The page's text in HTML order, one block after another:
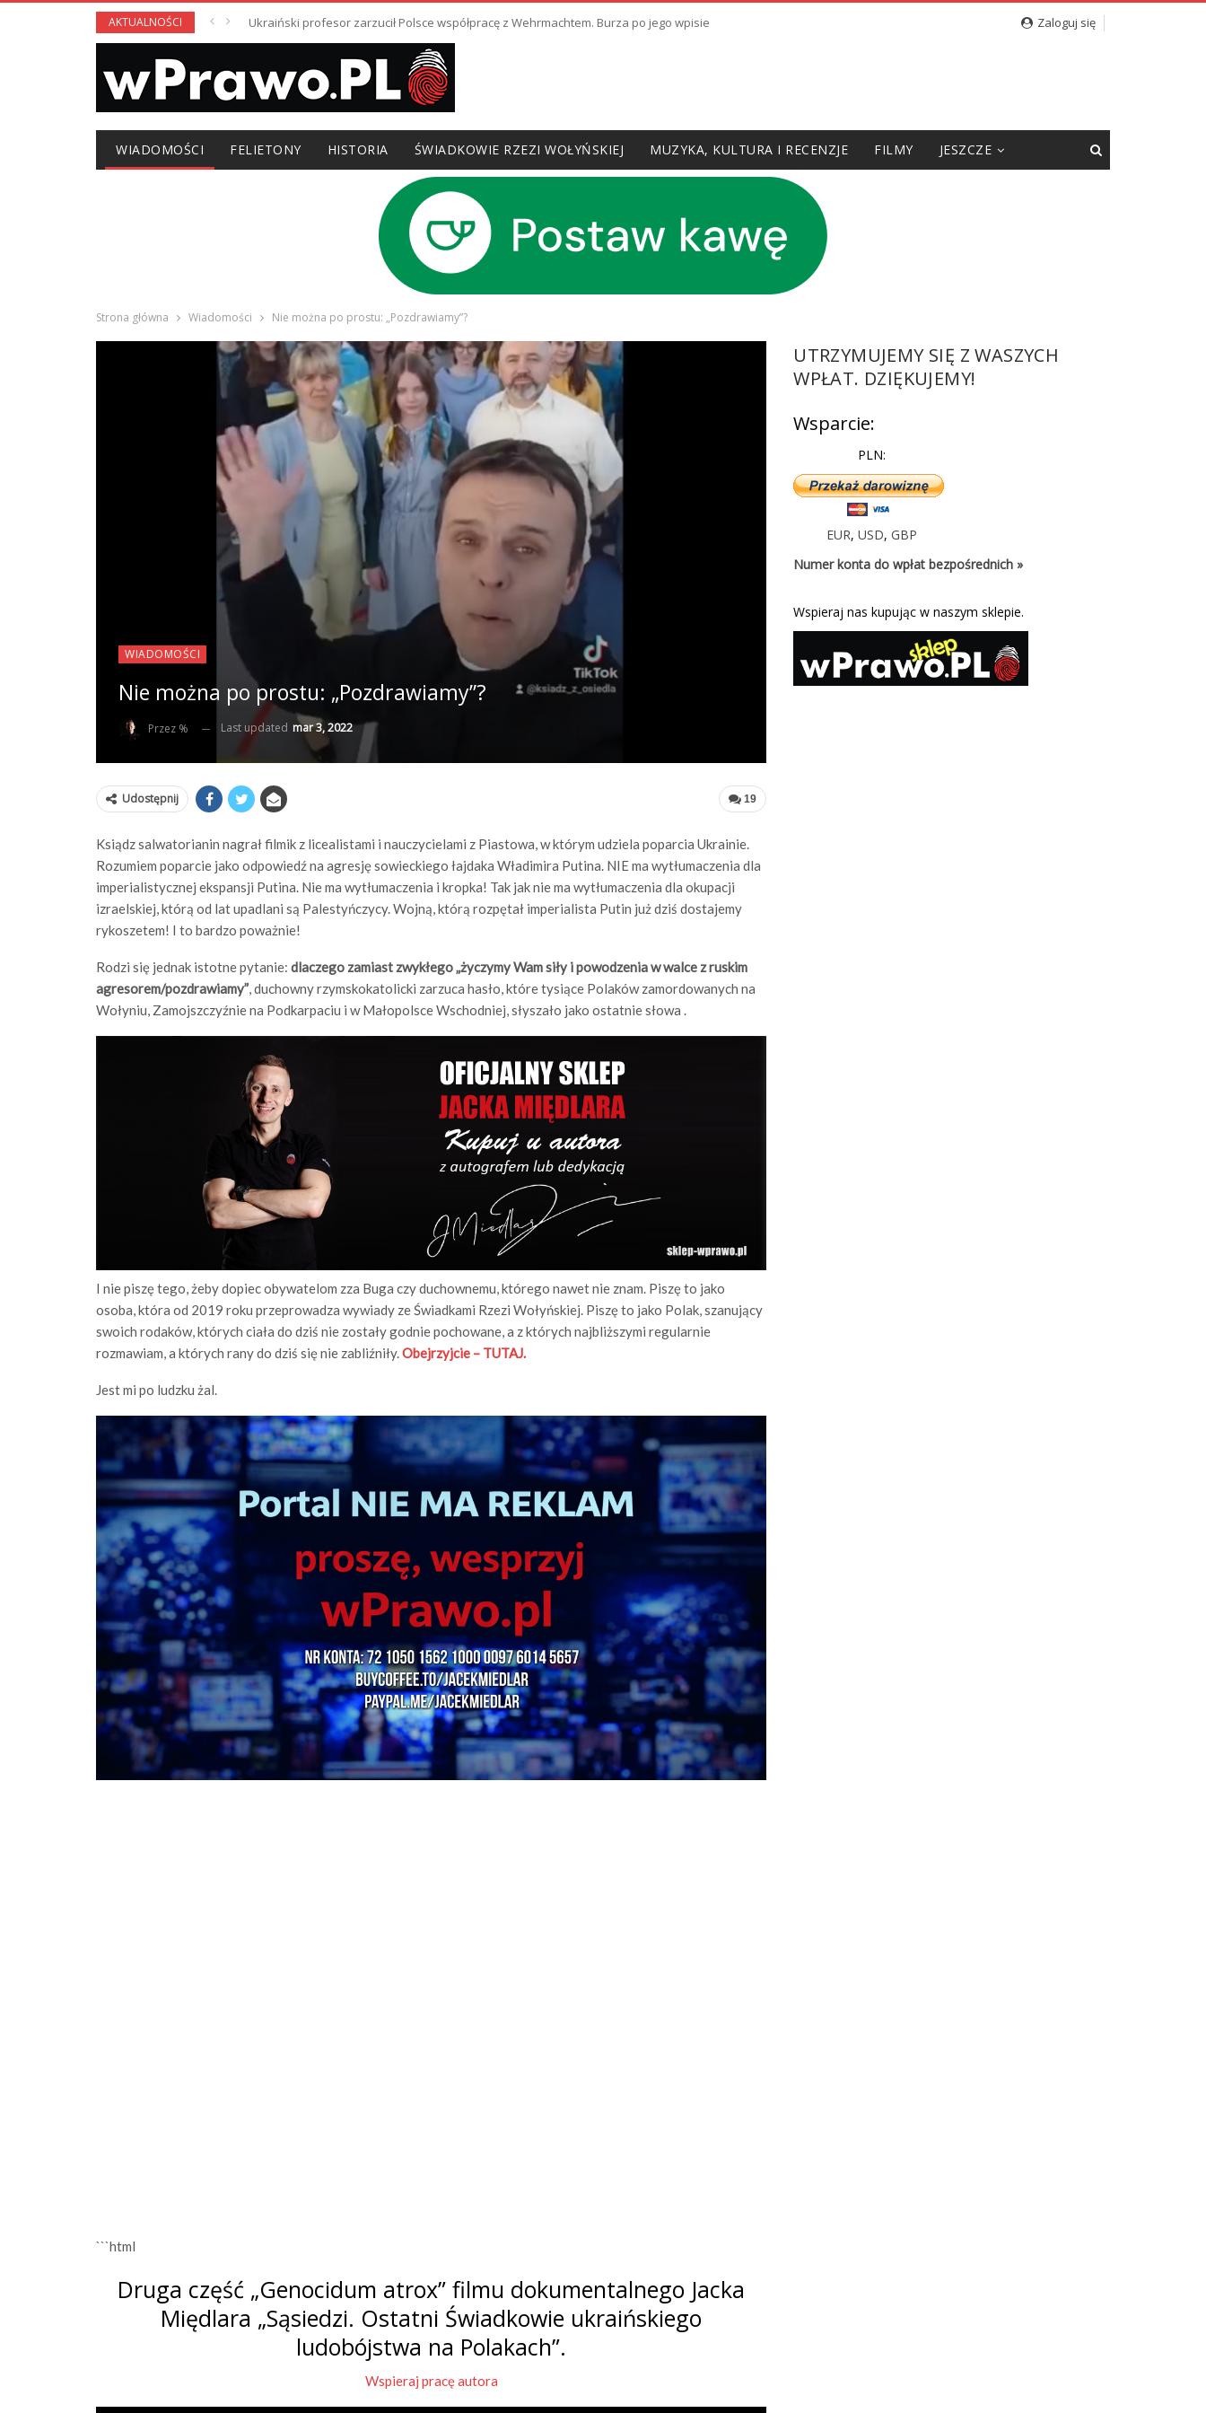
AKTUALNOŚCI Ukraiński profesor zarzucił Polsce współpracę z Wehrmachtem. Burza po jego wpisie Zaloguj się
WIADOMOŚCI FELIETONY HISTORIA ŚWIADKOWIE RZEZI WOŁYŃSKIEJ MUZYKA, KULTURA I RECENZJE FILMY JESZCZE
Strona główna Wiadomości Nie można po prostu: „Pozdrawiamy”?
WIADOMOŚCI
Nie można po prostu: „Pozdrawiamy”?
Przez % Last updated mar 3, 2022
19
Udostępnij
Ksiądz salwatorianin nagrał filmik z licealistami i nauczycielami z Piastowa, w którym udziela poparcia Ukrainie.
Rozumiem poparcie jako odpowiedź na agresję sowieckiego łajdaka Władimira Putina. NIE ma wytłumaczenia dla
imperialistycznej ekspansji Putina. Nie ma wytłumaczenia i kropka! Tak jak nie ma wytłumaczenia dla okupacji
izraelskiej, którą od lat upadlani są Palestyńczycy. Wojną, którą rozpętał imperialista Putin już dziś dostajemy
rykoszetem! I to bardzo poważnie!
Rodzi się jednak istotne pytanie: dlaczego zamiast zwykłego „życzymy Wam siły i powodzenia w walce z ruskim
agresorem/pozdrawiamy”, duchowny rzymskokatolicki zarzuca hasło, które tysiące Polaków zamordowanych na
Wołyniu, Zamojszczyźnie na Podkarpaciu i w Małopolsce Wschodniej, słyszało jako ostatnie słowa .
I nie piszę tego, żeby dopiec obywatelom zza Buga czy duchownemu, którego nawet nie znam. Piszę to jako
osoba, która od 2019 roku przeprowadza wywiady ze Świadkami Rzezi Wołyńskiej. Piszę to jako Polak, szanujący
swoich rodaków, których ciała do dziś nie zostały godnie pochowane, a z których najbliższymi regularnie
rozmawiam, a których rany do dziś się nie zabliźniły.Obejrzyjcie – TUTAJ.
Jest mi po ludzku żal.
```html
Druga część „Genocidum atrox” filmu dokumentalnego Jacka
Międlara „Sąsiedzi. Ostatni Świadkowie ukraińskiego
ludobójstwa na Polakach”.
Wspieraj pracę autora
UTRZYMUJEMY SIĘ Z WASZYCH
WPŁAT. DZIĘKUJEMY!
Wsparcie:
PLN:
EUR,USD,GBP
Numer konta do wpłat bezpośrednich »
Wspieraj nas kupując w naszym sklepie.